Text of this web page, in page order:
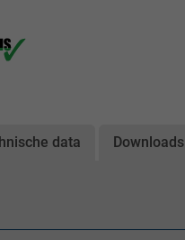
data Downloads